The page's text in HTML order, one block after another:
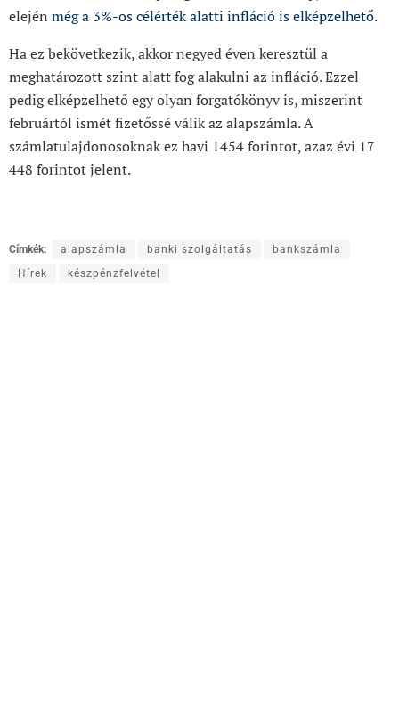
elején még a 3%-os célérték alatti infláció is elképzelhető.
Ha ez bekövetkezik, akkor negyed éven keresztül a
meghatározott szint alatt fog alakulni az infláció. Ezzel
pedig elképzelhető egy olyan forgatókönyv is, miszerint
februártól ismét fizetőssé válik az alapszámla. A
számlatulajdonosoknak ez havi 1454 forintot, azaz évi 17
448 forintot jelent.
Címkék: alapszámla banki szolgáltatás
bankszámla
Hírek
készpénzfelvétel